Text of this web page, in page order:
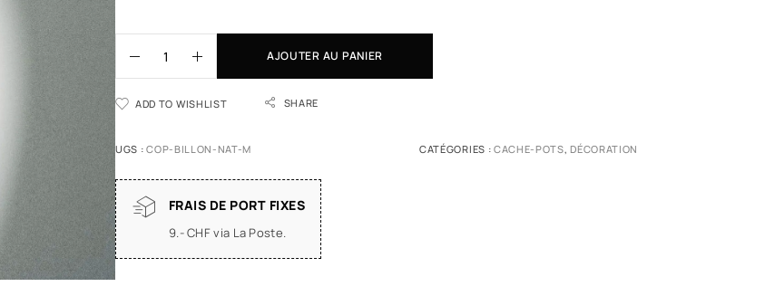
AJOUTER AU PANIER
ADD TO WISHLIST SHARE
UGS :COP-BILLON-NAT-M CATÉGORIES : CACHE-POTS,DÉCORATION
FRAIS DE PORT FIXES
9.- CHF via La Poste.